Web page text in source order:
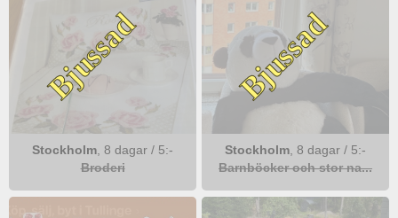
Bjussad
Stockholm,8 dagar/ 5:-
Broderi
Bjussad
Stockholm, 8 dagar / 5:-
Barnböcker och stor na...